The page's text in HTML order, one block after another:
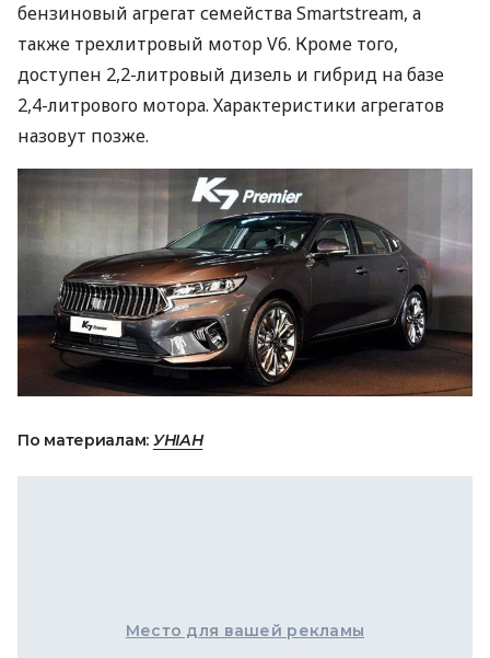
бензиновый агрегат семейства Smartstream, а
также трехлитровый мотор V6. Кроме того,
доступен 2,2-литровый дизель и гибрид на базе
2,4-литрового мотора. Характеристики агрегатов
назовут позже.
По материалам: УНІАН
Место для вашей рекламы